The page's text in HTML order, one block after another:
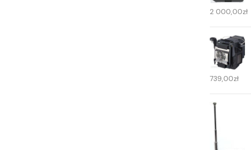
2 000,00zł
739,00zł